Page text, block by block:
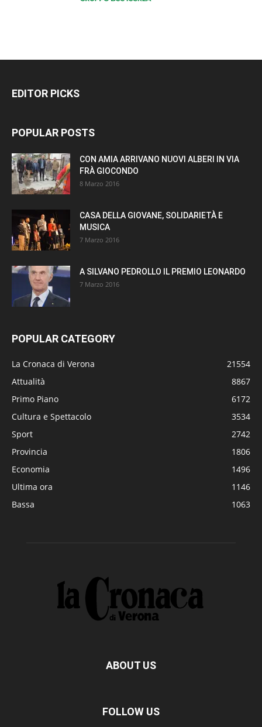
EDITOR PICKS
POPULAR POSTS
CON AMIA ARRIVANO NUOVI ALBERI IN VIA
FRÀ GIOCONDO
8 Marzo 2016
CASA DELLA GIOVANE, SOLIDARIETÀ E
MUSICA
7 Marzo 2016
A SILVANO PEDROLLO IL PREMIO LEONARDO
7 Marzo 2016
POPULAR CATEGORY
La Cronaca di Verona
21554
Attualità
8867
Primo Piano
6172
Cultura e Spettacolo
3534
Sport
2742
Provincia
1806
Economia
1496
Ultima ora
1146
Bassa
1063
ABOUT US
FOLLOW US